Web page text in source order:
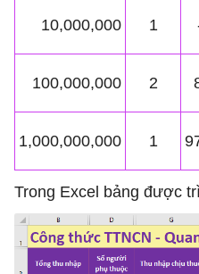
10,000,000 1
100,000,000 2
1,000,000,000 1
Trong Excel bảng được